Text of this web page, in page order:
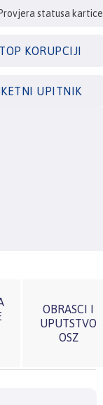
Provjera statusa kartice
KORUPCIJI
UPITNIK
OBRASCI I
UPUTSTVO
OSZ